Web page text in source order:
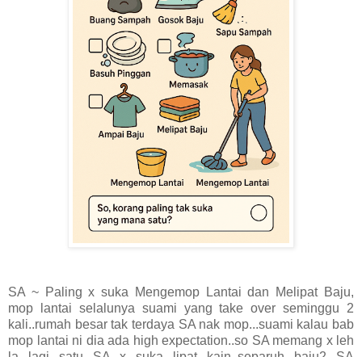
SA ~ Paling x suka Mengemop Lantai dan Melipat Baju,
mop lantai selalunya suami yang take over seminggu 2
kali..rumah besar tak terdaya SA nak mop...suami kalau bab
mop lantai ni dia ada high expectation..so SA memang x leh